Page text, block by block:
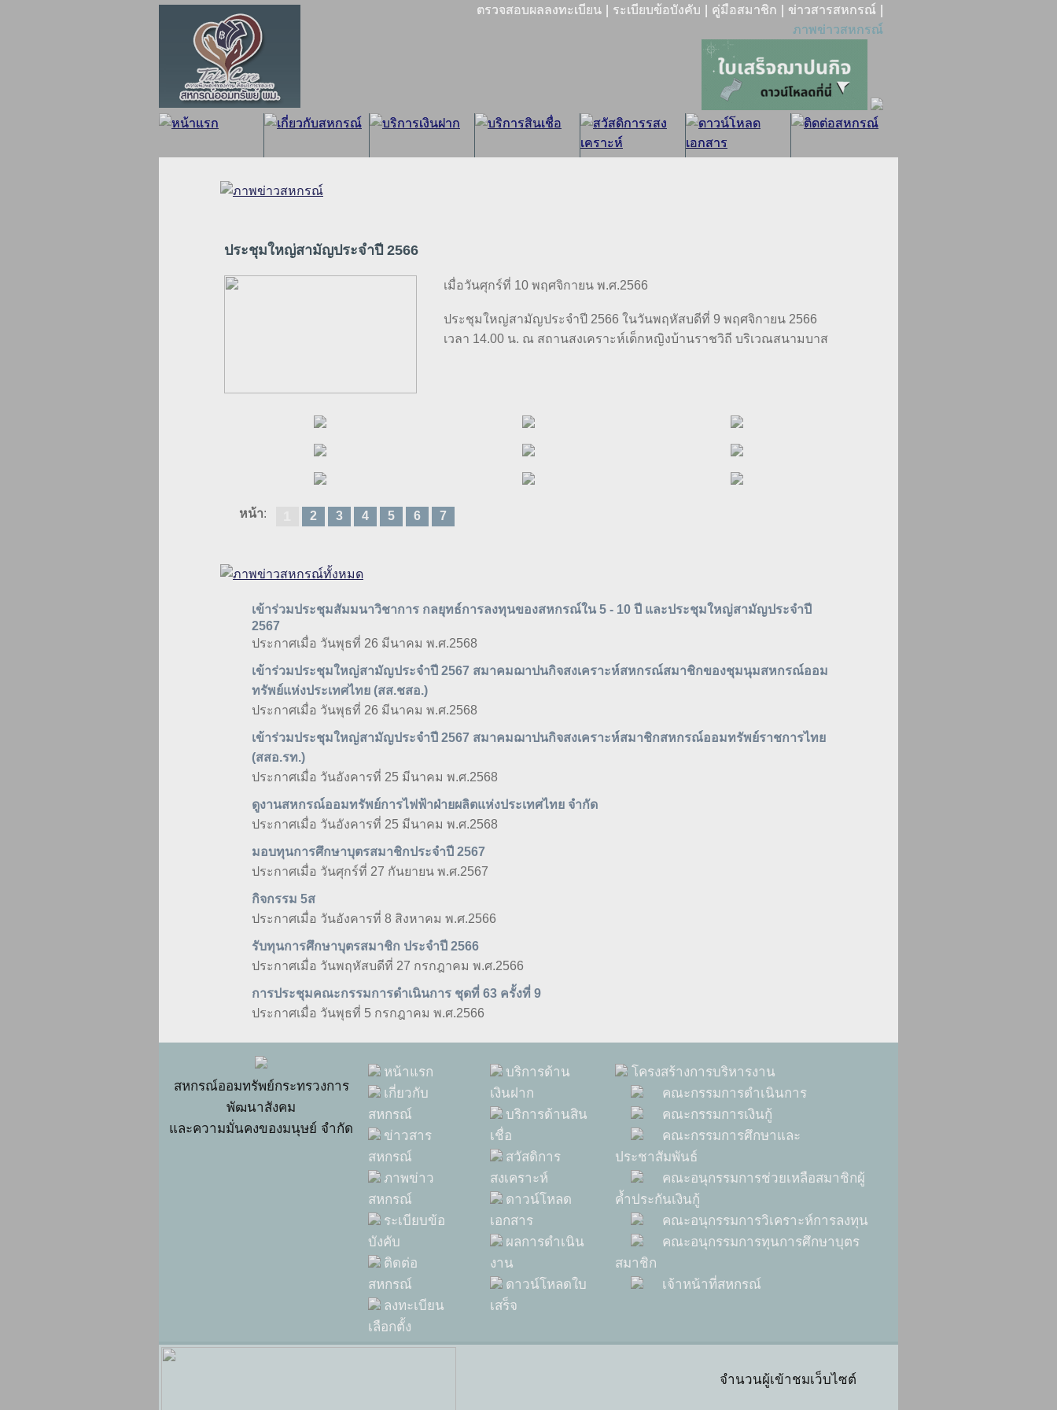
ตรวจสอบผลลงทะเบียน | ระเบียบข้อบังคับ | คู่มือสมาชิก | ข่าวสารสหกรณ์ |
ภาพข่าวสหกรณ์
ประชุมใหญ่สามัญประจำปี 2566
เมื่อวันศุกร์ที่ 10 พฤศจิกายน พ.ศ.2566
ประชุมใหญ่สามัญประจำปี 2566 ในวันพฤหัสบดีที่ 9 พฤศจิกายน 2566
เวลา 14.00 น. ณ สถานสงเคราะห์เด็กหญิงบ้านราชวิถี บริเวณสนามบาส
หน้า: 2 3 4 5 6 7
เข้าร่วมประชุมสัมมนาวิชาการ กลยุทธ์การลงทุนของสหกรณ์ใน 5 - 10 ปี และประชุมใหญ่สามัญประจำปี
2567
ประกาศเมื่อ วันพุธที่ 26 มีนาคม พ.ศ.2568
เข้าร่วมประชุมใหญ่สามัญประจำปี 2567 สมาคมฌาปนกิจสงเคราะห์สหกรณ์สมาชิกของชุมนุมสหกรณ์ออม
ทรัพย์แห่งประเทศไทย (สส.ชสอ.)
ประกาศเมื่อ วันพุธที่ 26 มีนาคม พ.ศ.2568
เข้าร่วมประชุมใหญ่สามัญประจำปี 2567 สมาคมฌาปนกิจสงเคราะห์สมาชิกสหกรณ์ออมทรัพย์ราชการไทย
(สสอ.รท.)
ประกาศเมื่อ วันอังคารที่ 25 มีนาคม พ.ศ.2568
ดูงานสหกรณ์ออมทรัพย์การไฟฟ้าฝ่ายผลิตแห่งประเทศไทย จำกัด
ประกาศเมื่อ วันอังคารที่ 25 มีนาคม พ.ศ.2568
มอบทุนการศึกษาบุตรสมาชิกประจำปี 2567
ประกาศเมื่อ วันศุกร์ที่ 27 กันยายน พ.ศ.2567
กิจกรรม 5ส
ประกาศเมื่อ วันอังคารที่ 8 สิงหาคม พ.ศ.2566
รับทุนการศึกษาบุตรสมาชิก ประจำปี 2566
ประกาศเมื่อ วันพฤหัสบดีที่ 27 กรกฎาคม พ.ศ.2566
การประชุมคณะกรรมการดำเนินการ ชุดที่ 63 ครั้งที่ 9
ประกาศเมื่อ วันพุธที่ 5 กรกฎาคม พ.ศ.2566
สหกรณ์ออมทรัพย์กระทรวงการ
พัฒนาสังคม
และความมั่นคงของมนุษย์ จำกัด
หน้าแรก
เกี่ยวกับ
สหกรณ์
ข่าวสาร
สหกรณ์
ภาพข่าว
สหกรณ์
ระเบียบข้อ
บังคับ
ติดต่อ
สหกรณ์
ลงทะเบียน
เลือกตั้ง
บริการด้าน
เงินฝาก
บริการด้านสิน
เชื่อ
สวัสดิการ
สงเคราะห์
ดาวน์โหลด
เอกสาร
ผลการดำเนิน
งาน
ดาวน์โหลดใบ
เสร็จ
โครงสร้างการบริหารงาน
คณะกรรมการดำเนินการ
คณะกรรมการเงินกู้
คณะกรรมการศึกษาและ
ประชาสัมพันธ์
คณะอนุกรรมการช่วยเหลือสมาชิกผู้
ค้ำประกันเงินกู้
คณะอนุกรรมการวิเคราะห์การลงทุน
คณะอนุกรรมการทุนการศึกษาบุตร
สมาชิก
เจ้าหน้าที่สหกรณ์
จำนวนผู้เข้าชมเว็บไซต์